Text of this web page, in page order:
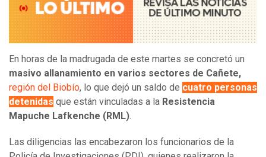
En horas de la madrugada de este martes se concretó un
masivo allanamiento en varios sectores de Cañete,
región del Biobío, lo que dejó un saldo de cuatro personas
detenidas que están vinculadas a la Resistencia
Mapuche Lafkenche (RML).
Las diligencias las encabezaron los funcionarios de la